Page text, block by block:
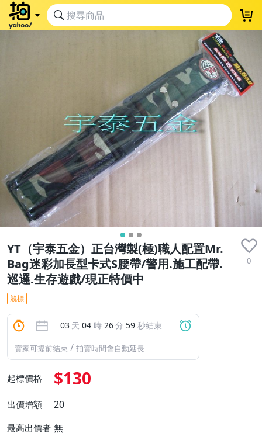
YT（宇泰五金）正台灣製(極)職人配置Mr.
Bag迷彩加長型卡式S腰帶/警用.施工配帶.
巡邏.生存遊戲/現正特價中
0
競標
03 天 04 時 26分 58 秒結束
賣家可提前結束 / 拍賣時間會自動延長
起標價格 $130
出價增額 20
最高出價者 無